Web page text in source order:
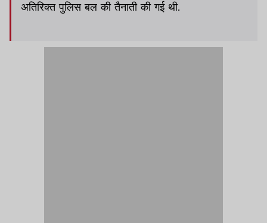
अतिरिक्त पुलिस बल की तैनाती की गई थी.